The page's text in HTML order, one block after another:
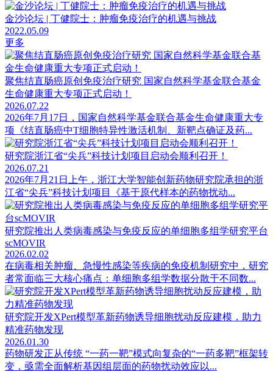
金沙论坛 | 丁健院士：肿瘤免疫治疗的机遇与挑战
2022.05.09
更多
聚焦结直肠癌原创免疫治疗研究 国家自然科学基金联合基金
生命健康重大专项正式启动！
2026.07.22
2026年7月17日，国家自然科学基金联合基金生命健康重大专
项《结直肠癌中T细胞特异性激活机制、新靶点确证及药...
研究院浙江省“尖兵”科技计划项目启动会顺利召开！
2026.07.21
2026年7月21日上午，浙江大学智能创新药物研究院承担的浙
江省“尖兵”科技计划项目《基于原代样本的药物扰动...
研究院推出人类病毒感染与免疫反应的单细胞多组学研究平台
scMOVIR
2026.02.02
在病毒相关肿瘤、急慢性感染等疾病的免疫机制研究中，研究
者常面临三大核心痛点：单细胞多组学数据分散于不同数...
研究院开发XPert模型革新药物诱导细胞扰动反应建模，助力
精准药物发现
2026.01.30
药物研发正从传统 “一药一靶”模式向复杂的“一药多靶”框架转
变，亟需全面解析基因组层面的药物扰动效应以...